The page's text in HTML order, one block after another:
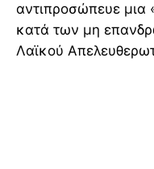
αντιπροσώπευε μια
κατά των μη
Λαϊκού